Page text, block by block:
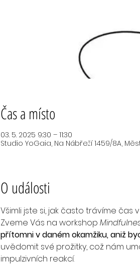
Čas a místo
03. 5. 2025 9:30 – 11:30
Studio YoGaia, Na Nábřeží 1459/8A,
O události
Všimli jste si, jak často trávíme
Zveme Vás na workshop
přítomni v daném okamžiku, aniž
uvědomit své prožitky, což nám
impulzivních reakcí.